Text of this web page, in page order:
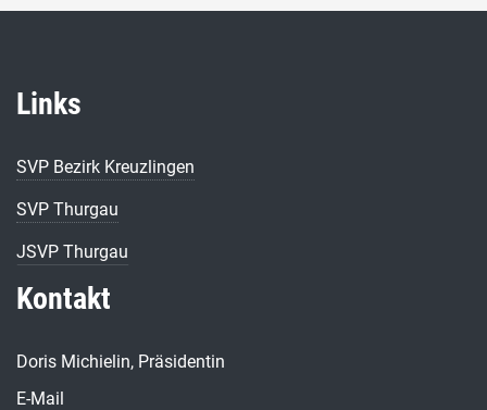
Links
SVP Bezirk Kreuzlingen
SVP Thurgau
JSVP Thurgau
Kontakt
Doris Michielin, Präsidentin
E-Mail